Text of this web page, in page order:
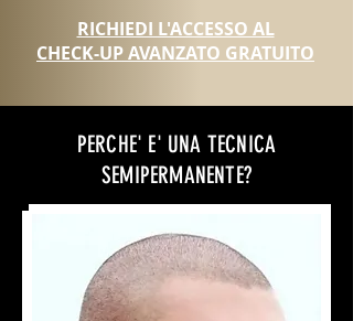
RICHIEDI L'ACCESSO AL
CHECK-UP AVANZATO GRATUITO
PERCHE' E' UNA TECNICA
SEMIPERMANENTE?